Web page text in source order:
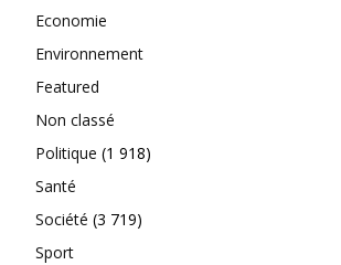
Economie
Environnement
Featured
Non classé
Politique (1 918)
Santé
Société (3 719)
Sport